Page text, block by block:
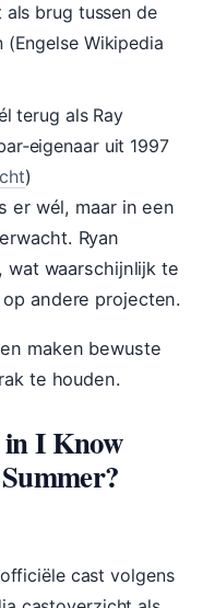
brug tussen de
(Engelse Wikipedia
terug als Ray
uit 1997
)
er wél, maar in een
Ryan
wat waarschijnlijk te
andere projecten.
maken bewuste
te houden.
in I Know
cast volgens